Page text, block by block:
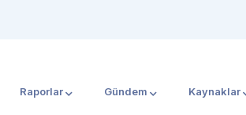
Raporlar Gündem Kaynaklar